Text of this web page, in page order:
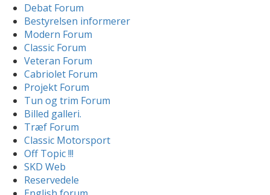
Debat Forum
Bestyrelsen informerer
Modern Forum
Classic Forum
Veteran Forum
Cabriolet Forum
Projekt Forum
Tun og trim Forum
Billed galleri.
Træf Forum
Classic Motorsport
Off Topic !!!
SKD Web
Reservedele